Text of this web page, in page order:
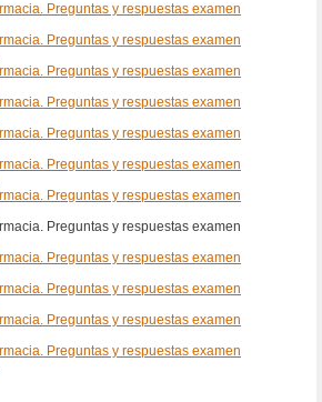
Preguntas y respuestas examen
Preguntas y respuestas examen
Preguntas y respuestas examen
Preguntas y respuestas examen
Preguntas y respuestas examen
Preguntas y respuestas examen
Preguntas y respuestas examen
Preguntas y respuestas examen
Preguntas y respuestas examen
Preguntas y respuestas examen
Preguntas y respuestas examen
Preguntas y respuestas examen